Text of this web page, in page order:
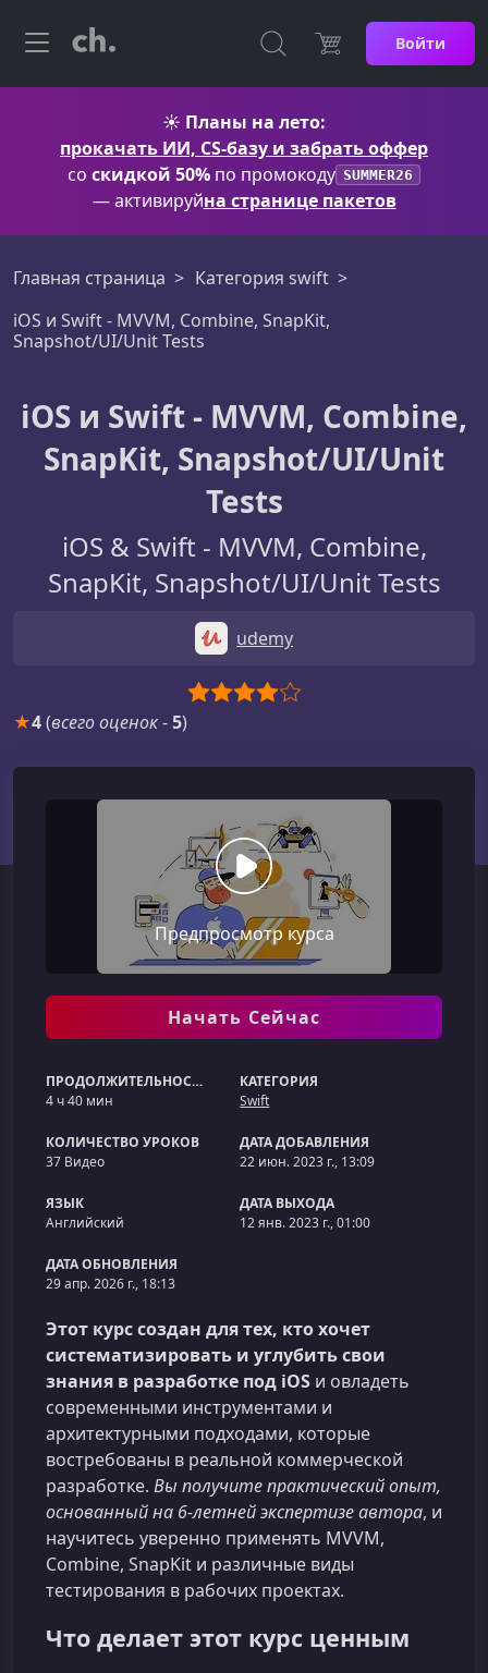
Войти
☀️ Планы на лето:
прокачать ИИ, CS-базу и забрать оффер
со скидкой 50% по промокоду SUMMER26
— активируйна странице пакетов
Главная страница
Категория swift
iOS и Swift - MVVM, Combine, SnapKit,
Snapshot/UI/Unit Tests
iOS и Swift - MVVM, Combine,
SnapKit, Snapshot/UI/Unit
Tests
iOS & Swift - MVVM, Combine,
SnapKit, Snapshot/UI/Unit Tests
udemy
★4(всего оценок-5)
Предпросмотр курса
Начать Сейчас
ПРОДОЛЖИТЕЛЬНОСТЬ
4 ч 40 мин
КАТЕГОРИЯ
Swift
КОЛИЧЕСТВО УРОКОВ
37 Видео
ДАТА ДОБАВЛЕНИЯ
22 июн. 2023 г., 13:09
ЯЗЫК
Английский
ДАТА ВЫХОДА
12 янв. 2023 г., 01:00
ДАТА ОБНОВЛЕНИЯ
29 апр. 2026 г., 18:13
Этот курс создан для тех, кто хочет
систематизировать и углубить свои
знания в разработке под iOS и овладеть
современными инструментами и
архитектурными подходами, которые
востребованы в реальной коммерческой
разработке. Вы получите практический опыт,
основанный на 6‑летней экспертизе автора, и
научитесь уверенно применять MVVM,
Combine, SnapKit и различные виды
тестирования в рабочих проектах.
Что делает этот курс ценным